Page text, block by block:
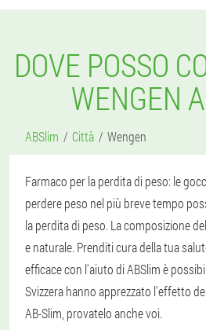
DOVE POSSO
WENGEN
ABSlim Città Wengen
Farmaco per la perdita di peso: le
perdere peso nel più breve tempo
la perdita di peso. La composizione
e naturale. Prenditi cura della tua
efficace con l'aiuto di ABSlim è
Svizzera hanno apprezzato l'effetto
AB-Slim, provatelo anche voi.